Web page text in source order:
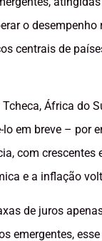
o
centrais de
África do
em breve – por
com
e a inflação
de juros
emergentes,